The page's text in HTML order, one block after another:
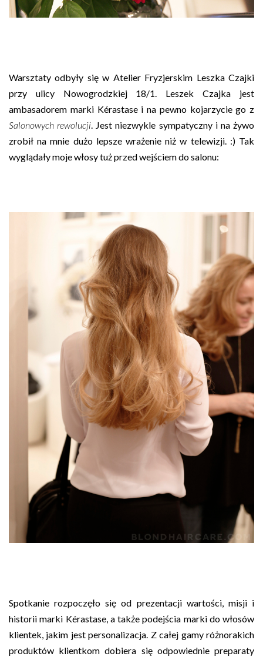
Warsztaty odbyły się w Atelier Fryzjerskim Leszka Czajki
przy ulicy Nowogrodzkiej 18/1. Leszek Czajka jest
ambasadorem marki Kérastase i na pewno kojarzycie go z
Salonowych rewolucji. Jest niezwykle sympatyczny i na żywo
zrobił na mnie dużo lepsze wrażenie niż w telewizji. :) Tak
wyglądały moje włosy tuż przed wejściem do salonu:
Spotkanie rozpoczęło się od prezentacji wartości, misji i
historii marki Kérastase, a także podejścia marki do włosów
klientek, jakim jest personalizacja. Z całej gamy różnorakich
produktów klientkom dobiera się odpowiednie preparaty